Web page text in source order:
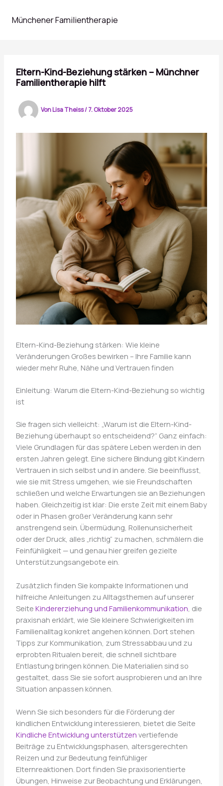
InhaltMünchener Familientherapie
Eltern-Kind-Beziehung stärken – Münchner
Familientherapie hilft
VonLisa Theiss/7. Oktober 2025
Eltern-Kind-Beziehung stärken: Wie kleine
Veränderungen Großes bewirken – Ihre Familie kann
wieder mehr Ruhe, Nähe und Vertrauen finden
Einleitung: Warum die Eltern-Kind-Beziehung so wichtig
ist
Sie fragen sich vielleicht: „Warum ist die Eltern-Kind-
Beziehung überhaupt so entscheidend?“ Ganz einfach:
Viele Grundlagen für das spätere Leben werden in den
ersten Jahren gelegt. Eine sichere Bindung gibt Kindern
Vertrauen in sich selbst und in andere. Sie beeinflusst,
wie sie mit Stress umgehen, wie sie Freundschaften
schließen und welche Erwartungen sie an Beziehungen
haben. Gleichzeitig ist klar: Die erste Zeit mit einem Baby
oder in Phasen großer Veränderung kann sehr
anstrengend sein. Übermüdung, Rollenunsicherheit
oder der Druck, alles „richtig“ zu machen, schmälern die
Feinfühligkeit — und genau hier greifen gezielte
Unterstützungsangebote ein.
Zusätzlich finden Sie kompakte Informationen und
hilfreiche Anleitungen zu Alltagsthemen auf unserer
Seite Kindererziehung und Familienkommunikation , die
praxisnah erklärt, wie Sie kleinere Schwierigkeiten im
Familienalltag konkret angehen können. Dort stehen
Tipps zur Kommunikation, zum Stressabbau und zu
erprobten Ritualen bereit, die schnell sichtbare
Entlastung bringen können. Die Materialien sind so
gestaltet, dass Sie sie sofort ausprobieren und an Ihre
Situation anpassen können.
Wenn Sie sich besonders für die Förderung der
kindlichen Entwicklung interessieren, bietet die Seite
Kindliche Entwicklung unterstützen vertiefende
Beiträge zu Entwicklungsphasen, altersgerechten
Reizen und zur Bedeutung feinfühliger
Elternreaktionen. Dort finden Sie praxisorientierte
Übungen, Hinweise zur Beobachtung und Erklärungen,